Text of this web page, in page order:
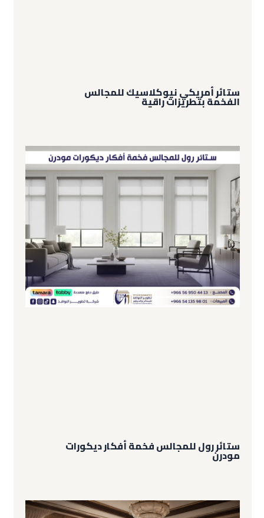
ستائر أمريكي نيوكلاسيك للمجالس
الفخمة بتطريزات راقية
ستائر رول للمجالس فخمة أفكار ديكورات
مودرن